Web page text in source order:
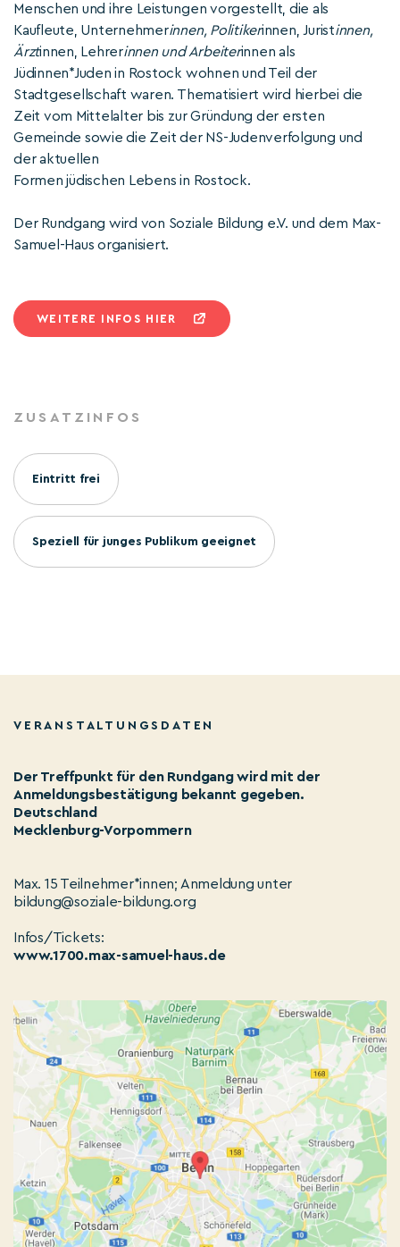
Menschen und ihre Leistungen vorgestellt, die als
Kaufleute, Unternehmerinnen, Politikerinnen, Juristinnen,
Ärztinnen, Lehrerinnen und Arbeiterinnen als
Jüdinnen*Juden in Rostock wohnen und Teil der
Stadtgesellschaft waren. Thematisiert wird hierbei die
Zeit vom Mittelalter bis zur Gründung der ersten
Gemeinde sowie die Zeit der NS-Judenverfolgung und
der aktuellen
Formen jüdischen Lebens in Rostock.
Der Rundgang wird von Soziale Bildung e.V. und dem Max-
Samuel-Haus organisiert.
WEITERE INFOS HIER
ZUSATZINFOS
Eintritt frei
Speziell für junges Publikum geeignet
VERANSTALTUNGSDATEN
Der Treffpunkt für den Rundgang wird mit der
Anmeldungsbestätigung bekannt gegeben.
Deutschland
Mecklenburg-Vorpommern
Max. 15 Teilnehmer*innen; Anmeldung unter
bildung@soziale-bildung.org
Infos/Tickets:
www.1700.max-samuel-haus.de